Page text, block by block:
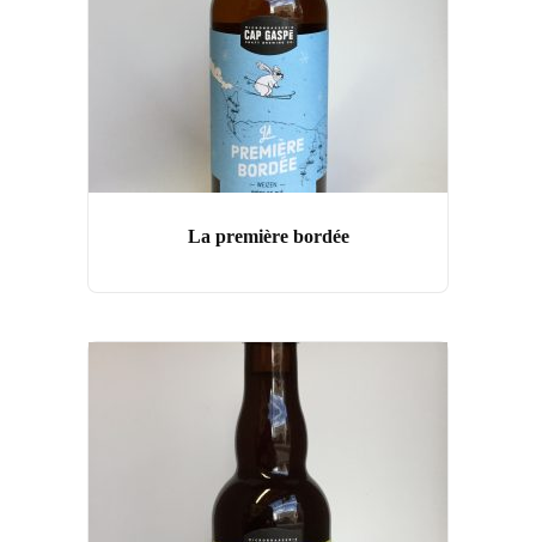
La première bordée